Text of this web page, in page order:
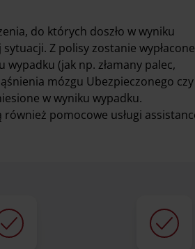
do których doszło w wyniku
Z polisy zostanie wypłacone
(jak np. złamany palec,
mózgu Ubezpieczonego czy
w wyniku wypadku.
pomocowe usługi